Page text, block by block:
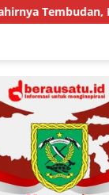
Kisah